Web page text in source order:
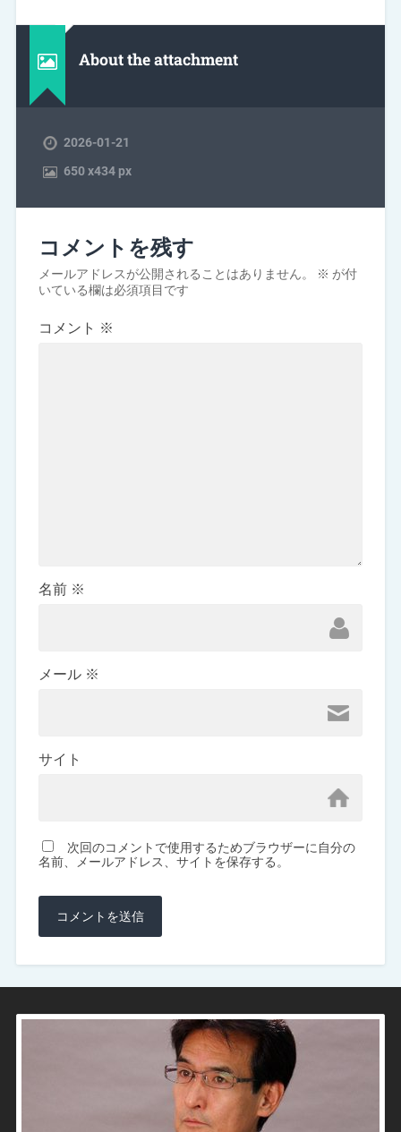
About the attachment
2026-01-21
650x434 px
コメントを残す
メールアドレスが公開されることはありません。 ※ が付
いている欄は必須項目です
コメント ※
名前 ※
メール ※
サイト
次回のコメントで使用するためブラウザーに自分の
名前、メールアドレス、サイトを保存する。